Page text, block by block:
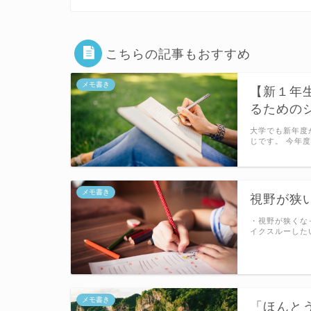
こちらの記事もおすすめ
メモ書き
【新１
るための
大学でも新年
じです。 今年
メモ書き
視野が狭
・視野が狭く
イクスルーし
メモ書き
「ほん